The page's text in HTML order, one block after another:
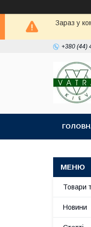
Зараз у
+380 (44)
Товари
Новини